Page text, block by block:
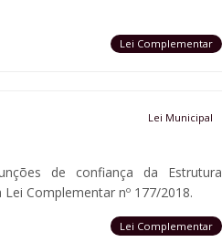
Lei Complementar
Lei Municipal
de confiança da Estrutura
Complementar nº 177/2018.
Lei Complementar